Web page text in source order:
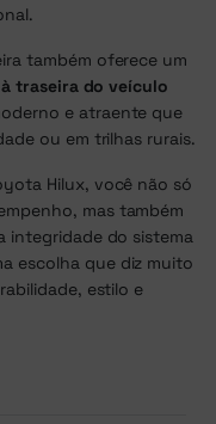
também oferece um
traseira do veículo
e atraente que
ou em trilhas rurais.
Hilux, você não só
mas também
integridade do sistema
escolha que diz muito
estilo e